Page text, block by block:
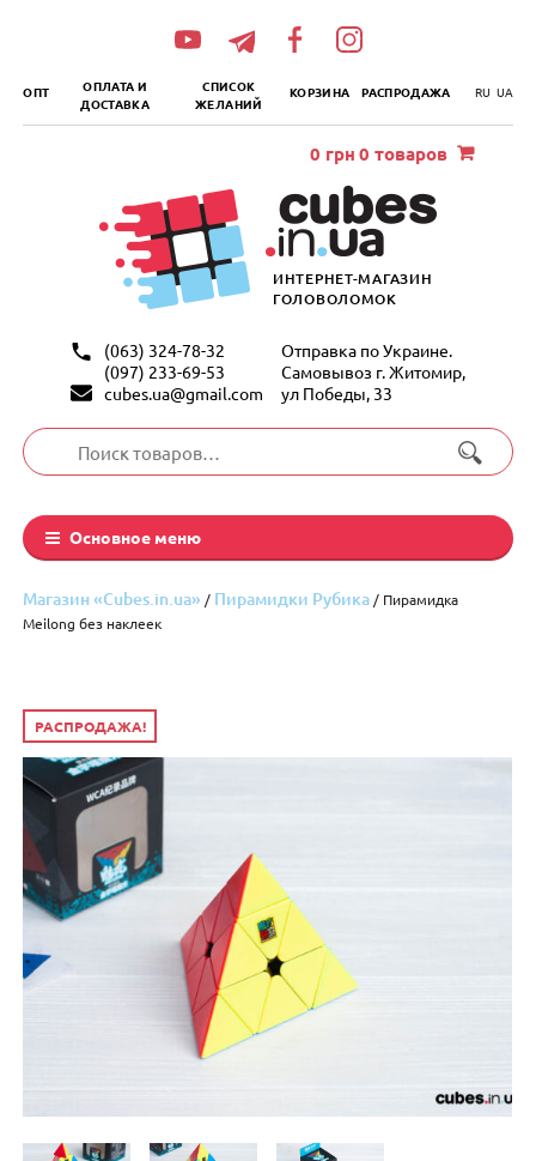
ОПТ
ОПЛАТА И
ДОСТАВКА
СПИСОК
ЖЕЛАНИЙ
КОРЗИНА РАСПРОДАЖА RU UA
ИНТЕРНЕТ-МАГАЗИН
ГОЛОВОЛОМОК
(063) 324-78-32
(097) 233-69-53
cubes.ua@gmail.com
Отправка по Украине.
Самовывоз г. Житомир,
ул Победы, 33
Искать:
Основное меню
0 грн 0 товаров
Магазин «Cubes.in.ua» / Пирамидки Рубика / Пирамидка
Meilong без наклеек
РАСПРОДАЖА!